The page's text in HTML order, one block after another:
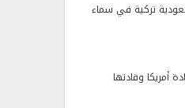
تركية في سماء
أمريكا وقادتها